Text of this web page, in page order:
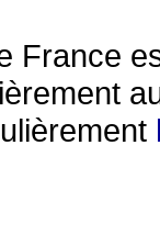
France